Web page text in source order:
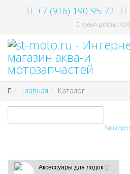
+7 (916) 190-95-72
время работы:
Главная Каталог
Аксессуары для лодок